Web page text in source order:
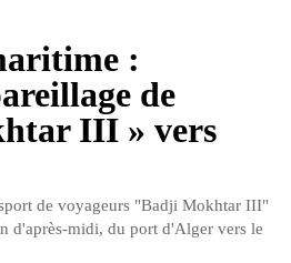
:
de
III » vers
de voyageurs "Badji Mokhtar III"
d'après-midi, du port d'Alger vers le